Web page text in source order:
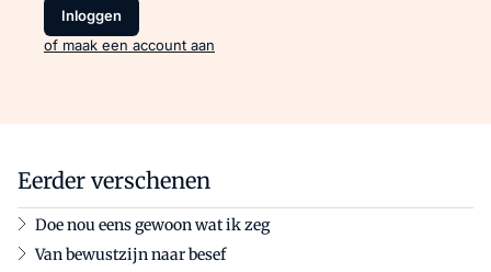
Inloggen
of maak een account aan
Eerder verschenen
Doe nou eens gewoon wat ik zeg
Van bewustzijn naar besef